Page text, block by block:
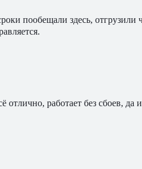
пообещали здесь,
работает без сбоев, да